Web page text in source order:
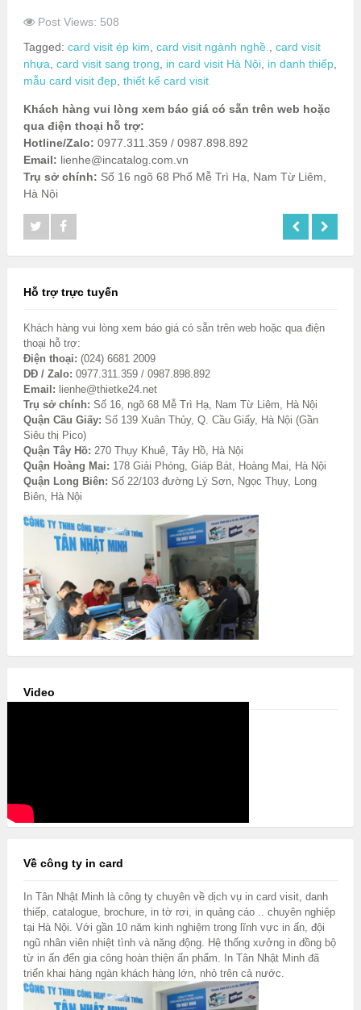
Post Views: 508
Tagged: card visit ép kim, card visit ngành nghề., card visit
nhựa, card visit sang trọng, in card visit Hà Nội, in danh thiếp,
mẫu card visit đẹp, thiết kế card visit
Khách hàng vui lòng xem báo giá có sẵn trên web hoặc
qua điện thoại hỗ trợ:
Hotline/Zalo: 0977.311.359 / 0987.898.892
Email: lienhe@incatalog.com.vn
Trụ sở chính: Số 16 ngõ 68 Phố Mễ Trì Hạ, Nam Từ Liêm,
Hà Nội
Hỗ trợ trực tuyến
Khách hàng vui lòng xem báo giá có sẵn trên web hoặc qua điện
thoại hỗ trợ:
Điện thoại: (024) 6681 2009
DĐ / Zalo: 0977.311.359 / 0987.898.892
Email: lienhe@thietke24.net
Trụ sở chính: Số 16, ngõ 68 Mễ Trì Hạ, Nam Từ Liêm, Hà Nội
Quận Cầu Giấy: Số 139 Xuân Thủy, Q. Cầu Giấy, Hà Nội (Gần
Siêu thị Pico)
Quận Tây Hồ: 270 Thụy Khuê, Tây Hồ, Hà Nội
Quận Hoàng Mai: 178 Giải Phóng, Giáp Bát, Hoàng Mai, Hà Nội
Quận Long Biên: Số 22/103 đường Lý Sơn, Ngọc Thụy, Long
Biên, Hà Nội
Video
Về công ty in card
In Tân Nhật Minh là công ty chuyên về dịch vụ in card visit, danh
thiếp, catalogue, brochure, in tờ rơi, in quảng cáo .. chuyên nghiệp
tại Hà Nội. Với gần 10 năm kinh nghiệm trong lĩnh vực in ấn, đội
ngũ nhân viên nhiệt tình và năng động. Hệ thống xưởng in đồng bộ
từ in ấn đến gia công hoàn thiện ấn phẩm. In Tân Nhật Minh đã
triển khai hàng ngàn khách hàng lớn, nhỏ trên cả nước.